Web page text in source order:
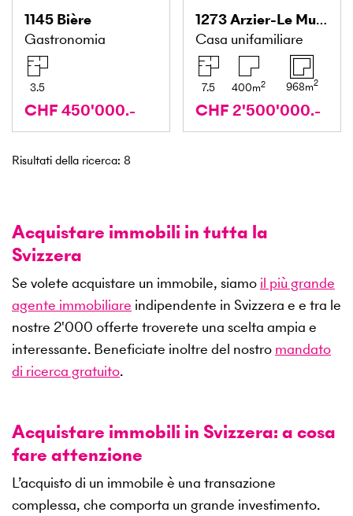
1145 Bière
Gastronomia
3.5
CHF 450'000.-
1273Arzier-Le Muids
Casa unifamiliare
7.5 400m2 968m2
CHF 2'500'000.-
Risultati della ricerca: 8
Acquistare immobili in tutta la
Svizzera
Se volete acquistare un immobile, siamo il più grande
agente immobiliare indipendente in Svizzera e e tra le
nostre 2'000 offerte troverete una scelta ampia e
interessante. Beneficiate inoltre del nostro mandato
di ricerca gratuito.
Acquistare immobili in Svizzera: a cosa
fare attenzione
L’acquisto di un immobile è una transazione
complessa, che comporta un grande investimento.